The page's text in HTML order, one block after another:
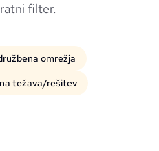
filter.
omrežja
težava/rešitev